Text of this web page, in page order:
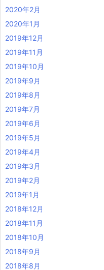
2020年2月
2020年1月
2019年12月
2019年11月
2019年10月
2019年9月
2019年8月
2019年7月
2019年6月
2019年5月
2019年4月
2019年3月
2019年2月
2019年1月
2018年12月
2018年11月
2018年10月
2018年9月
2018年8月